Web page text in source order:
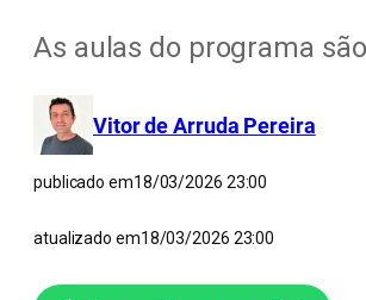
As aulas do programa
Vitor de Arruda Pereira
publicado em18/03/2026 23:00
atualizado em18/03/2026 23:00